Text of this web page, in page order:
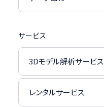
サービス
3Dモデル解析サービス
レンタルサービス